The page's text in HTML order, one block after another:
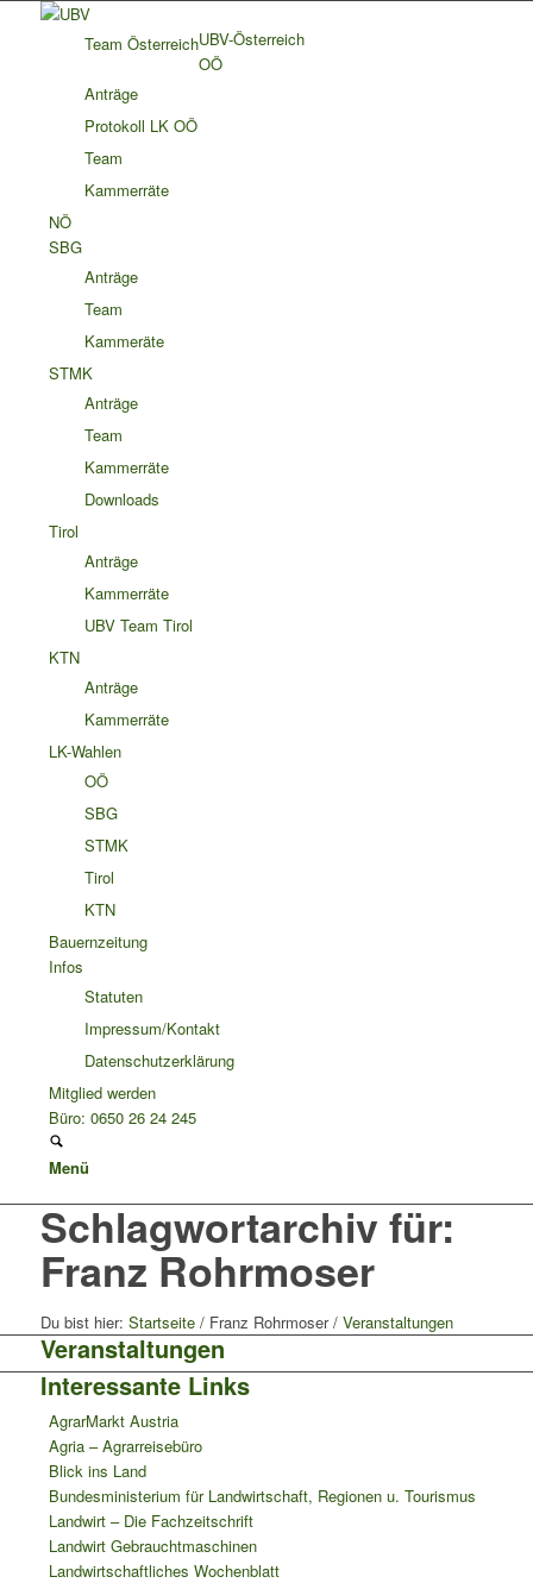
UBV-Österreich
Team Österreich
OÖ
Anträge
Protokoll LK OÖ
Team
Kammerräte
NÖ
SBG
Anträge
Team
Kammeräte
STMK
Anträge
Team
Kammerräte
Downloads
Tirol
Anträge
Kammerräte
UBV Team Tirol
KTN
Anträge
Kammerräte
LK-Wahlen
OÖ
SBG
STMK
Tirol
KTN
Bauernzeitung
Infos
Statuten
Impressum/Kontakt
Datenschutzerklärung
Mitglied werden
Büro: 0650 26 24 245
Menü
Schlagwortarchiv für:
Franz Rohrmoser
Du bist hier: Startseite / Franz Rohrmoser / Veranstaltungen
Veranstaltungen
Interessante Links
AgrarMarkt Austria
Agria – Agrarreisebüro
Blick ins Land
Bundesministerium für Landwirtschaft, Regionen u. Tourismus
Landwirt – Die Fachzeitschrift
Landwirt Gebrauchtmaschinen
Landwirtschaftliches Wochenblatt